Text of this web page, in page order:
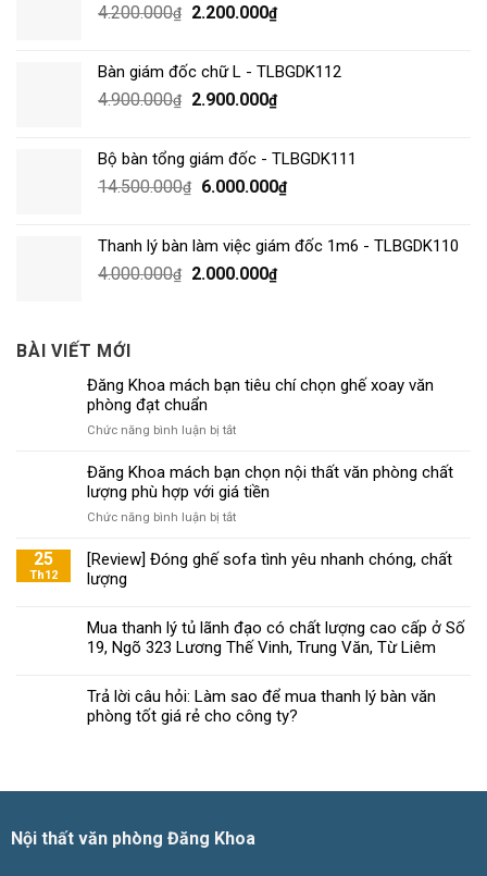
4.200.000₫ 2.200.000₫
Bàn giám đốc chữ L - TLBGDK112
4.900.000₫ 2.900.000₫
Bộ bàn tổng giám đốc - TLBGDK111
14.500.000₫ 6.000.000₫
Thanh lý bàn làm việc giám đốc 1m6 - TLBGDK110
4.000.000₫ 2.000.000₫
BÀI VIẾT MỚI
Đăng Khoa mách bạn tiêu chí chọn ghế xoay văn
phòng đạt chuẩn
Chức năng bình luận bị tắtở
Khoa
mách
tiêu
chọn
phòng
đạt
Đăng Khoa mách bạn chọn nội thất văn phòng chất
lượng phù hợp với giá tiền
Chức năng bình luận bị tắtở
Khoa
nội
thất
chất
lượng
giá
25
Th12
[Review] Đóng ghế sofa tình yêu nhanh chóng, chất
lượng
Mua thanh lý tủ lãnh đạo có chất lượng cao cấp ở Số
19, Ngõ 323 Lương Thế Vinh, Trung Văn, Từ Liêm
Trả lời câu hỏi: Làm sao để mua thanh lý bàn văn
phòng tốt giá rẻ cho công ty?
Nội thất văn phòng Đăng Khoa